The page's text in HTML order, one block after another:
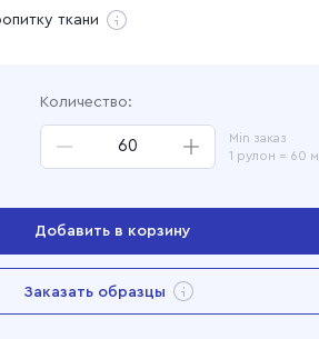
набивное 150 см, 775-1 Винтаж песочный
ткани
Количество:
Min заказ
1 рулон = 60 м
Добавить в корзину
Заказать образцы